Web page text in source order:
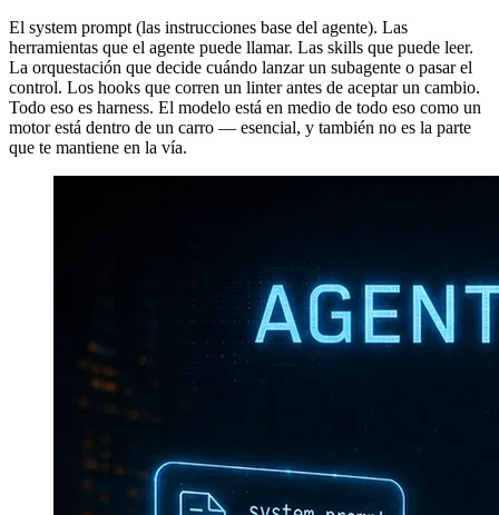
El system prompt (las instrucciones base del agente). Las
herramientas que el agente puede llamar. Las skills que puede leer.
La orquestación que decide cuándo lanzar un subagente o pasar el
control. Los hooks que corren un linter antes de aceptar un cambio.
Todo eso es harness. El modelo está en medio de todo eso como un
motor está dentro de un carro — esencial, y también no es la parte
que te mantiene en la vía.